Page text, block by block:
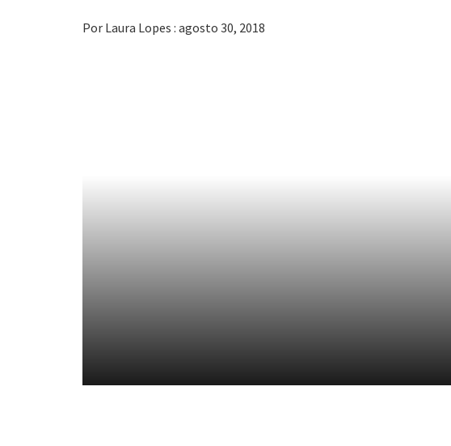
Por Laura Lopes : agosto 30, 2018